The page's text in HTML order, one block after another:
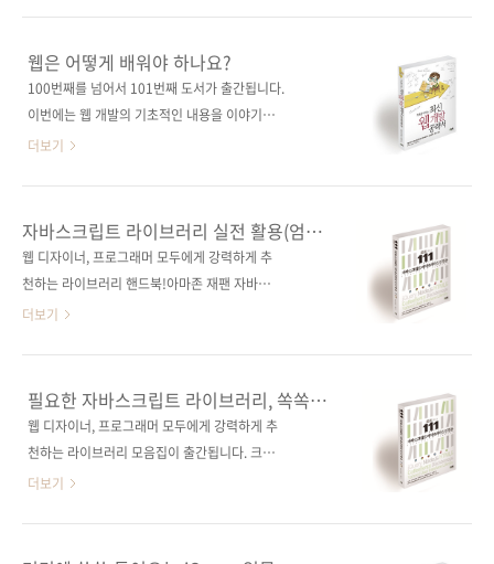
형(188*245*33)제 본 무선(soft cover)정 가
키워드 Javascript / jquery / 웹 프로그래밍 /
웹 디자인 / 분 ..
등에 따라 그 차이가 있을 수 있지만요. 이번에
저희가 펴내는 [자바스크립트 & 제이쿼리: 인터
랙티브 프론트엔드 웹 개발 교과서]가 위에서 말
잘 어우러진 책이 아닐까 싶습니다. 한 가지 아쉬
운 점이라면, 국내 저자가 집필한 국내서가 아니
저희 제이펍도 내공을 좀 더 쌓아 콘텐츠도 좋고,
디자인도, 가독성도 좋은 책을 꼭 내도록 해보겠
습니다!각설하고, 아래에 본문 몇 컷을 공..
웹은 어떻게 배워야 하나요?
100번째를 넘어서 101번째 도서가 출간됩니다.
이번에는 웹 개발의 기초적인 내용을 이야기하
고자 합니다. 웹의 세계는 정말 방대하고 그에 해
많은 선택지 앞에서 당황하고 마는 것도 이해가
갑니다. 그렇다면 누군가는 알려줘야 하지 않을
까요? 저희는 이 책 《기초를 다지는 최신 웹 개
생각합니다. 빠르게 변하고 추가되는 최신 기술
에 대해서 모든 것을 깊이 알 필요는 없지만 알고
양한 기술이 어떤 효용성을 가졌는지 파악하고
웹 개발의 프로세스를 순서대로 배워가면서 숙
달된 개발자로 가는 길을 그려갈 수 있는 그런 입
문서라고 생각합니다..
더보기
자바스크립트 라이브러리 실전 활용(엄선
111)
웹 디자이너, 프로그래머 모두에게 강력하게 추
천하는 라이브러리 핸드북!아마존 재팬 자바스
크립트 분야 베스트셀러! 출판사 제이펍원출판
ISBN: 9784774156118)저자명 WINGS 프로
젝트(야마다 요시히로, 야스니시 쯔요시, 타카에
켄, 타카노 쇼)역자명 정인식출판일 2013년 12
(188*245), 반양장(soft cover)정 가 30,000
원ISBN 978-89-94506-83-8 (93000)키워드
더보기
필요한 자바스크립트 라이브러리, 쏙쏙
골라 쓰자!
웹 디자이너, 프로그래머 모두에게 강력하게 추
천하는 라이브러리 모음집이 출간됩니다. 크로
스 브라우저의 문제 해결과 예쁜 디자인을 위해
우후죽순처럼 만들어지고 있는데, 선택을 도와
더보기